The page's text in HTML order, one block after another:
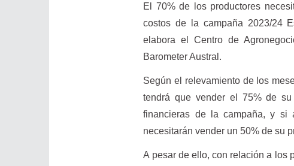
El 70% de los productores
costos de la campaña 2023/24
elabora el Centro de
Barometer Austral.
Según el relevamiento de los
tendrá que vender el 75% de
financieras de la campaña, y si
necesitarán vender un 50% de su
A pesar de ello, con relación a los